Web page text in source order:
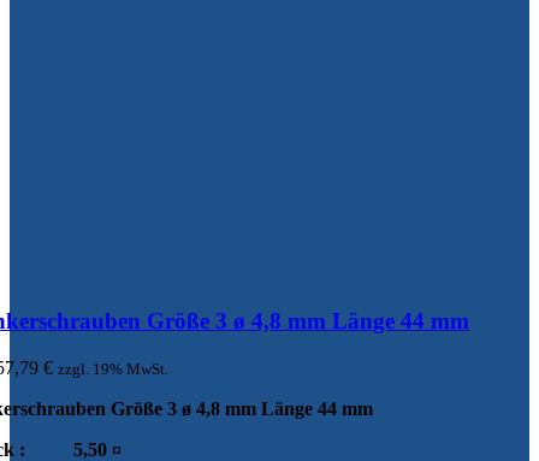
Größe 3 ø 4,8 mm Länge 44 mm
€ zzgl. 19% MwSt.
Größe 3 ø 4,8 mm Länge 44 mm
:
5,50 ¤